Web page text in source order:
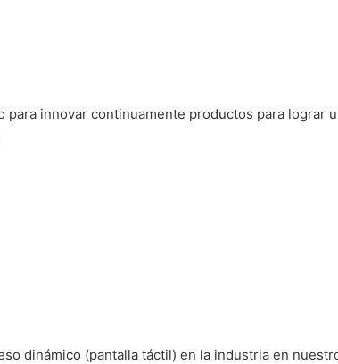
innovar continuamente productos para lograr
dinámico (pantalla táctil) en la industria en